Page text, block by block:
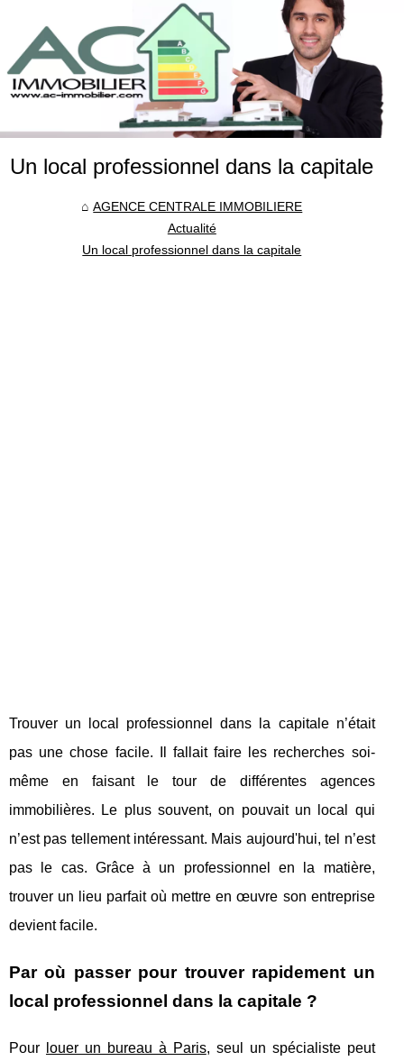
Un local professionnel dans la capitale
AGENCE CENTRALE IMMOBILIERE
Actualité
Un local professionnel dans la capitale
Trouver un local professionnel dans la capitale n’était
pas une chose facile. Il fallait faire les recherches soi-
même en faisant le tour de différentes agences
immobilières. Le plus souvent, on pouvait un local qui
n’est pas tellement intéressant. Mais aujourd'hui, tel n’est
pas le cas. Grâce à un professionnel en la matière,
trouver un lieu parfait où mettre en œuvre son entreprise
devient facile.
Par où passer pour trouver rapidement un
local professionnel dans la capitale ?
Pour louer un bureau à Paris, seul un spécialiste peut